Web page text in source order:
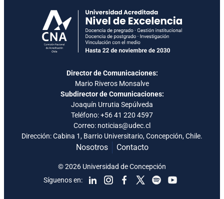
Director de Comunicaciones:
Mario Riveros Monsalve
Subdirector de Comunicaciones:
Joaquín Urrutia Sepúlveda
Teléfono:+56 41 220 4597
Correo: noticias@udec.cl
Dirección: Cabina 1, Barrio Universitario, Concepción, Chile.
Nosotros Contacto
Síguenos en:
© 2026 Universidad de Concepción